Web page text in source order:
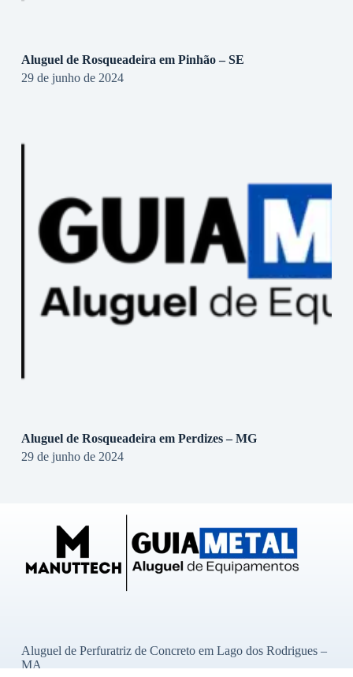
Aluguel de Rosqueadeira em Pinhão – SE
29 de junho de 2024
Aluguel de Rosqueadeira em Perdizes – MG
29 de junho de 2024
Aluguel de Perfuratriz de Concreto em Lago dos Rodrigues –
MA